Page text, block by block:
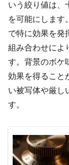
いう絞り値は、
を可能にします
で特に効果を発
組み合わせによ
す。背景のボケ
効果を得ること
い被写体や厳し
す。